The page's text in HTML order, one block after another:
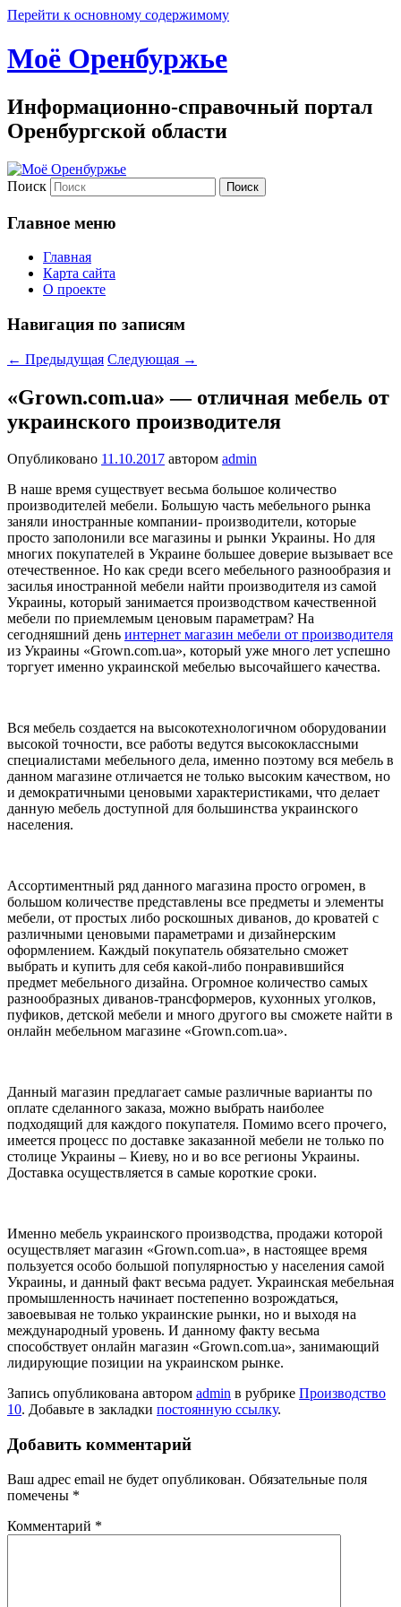
Перейти к основному содержимому
Моё Оренбуржье
Информационно-справочный портал
Оренбургской области
Поиск
Главное меню
Главная
Карта сайта
О проекте
Навигация по записям
← Предыдущая Следующая →
«Grown.com.ua» — отличная мебель от
украинского производителя
Опубликовано 11.10.2017 автором admin
В наше время существует весьма большое количество
производителей мебели. Большую часть мебельного рынка
заняли иностранные компании- производители, которые
просто заполонили все магазины и рынки Украины. Но для
многих покупателей в Украине большее доверие вызывает все
отечественное. Но как среди всего мебельного разнообразия и
засилья иностранной мебели найти производителя из самой
Украины, который занимается производством качественной
мебели по приемлемым ценовым параметрам? На
сегодняшний день интернет магазин мебели от производителя
из Украины «Grown.com.ua», который уже много лет успешно
торгует именно украинской мебелью высочайшего качества.
Вся мебель создается на высокотехнологичном оборудовании
высокой точности, все работы ведутся высококлассными
специалистами мебельного дела, именно поэтому вся мебель в
данном магазине отличается не только высоким качеством, но
и демократичными ценовыми характеристиками, что делает
данную мебель доступной для большинства украинского
населения.
Ассортиментный ряд данного магазина просто огромен, в
большом количестве представлены все предметы и элементы
мебели, от простых либо роскошных диванов, до кроватей с
различными ценовыми параметрами и дизайнерским
оформлением. Каждый покупатель обязательно сможет
выбрать и купить для себя какой-либо понравившийся
предмет мебельного дизайна. Огромное количество самых
разнообразных диванов-трансформеров, кухонных уголков,
пуфиков, детской мебели и много другого вы сможете найти в
онлайн мебельном магазине «Grown.com.ua».
Данный магазин предлагает самые различные варианты по
оплате сделанного заказа, можно выбрать наиболее
подходящий для каждого покупателя. Помимо всего прочего,
имеется процесс по доставке заказанной мебели не только по
столице Украины – Киеву, но и во все регионы Украины.
Доставка осуществляется в самые короткие сроки.
Именно мебель украинского производства, продажи которой
осуществляет магазин «Grown.com.ua», в настоящее время
пользуется особо большой популярностью у населения самой
Украины, и данный факт весьма радует. Украинская мебельная
промышленность начинает постепенно возрождаться,
завоевывая не только украинские рынки, но и выходя на
международный уровень. И данному факту весьма
способствует онлайн магазин «Grown.com.ua», занимающий
лидирующие позиции на украинском рынке.
Запись опубликована автором admin в рубрике Производство
10. Добавьте в закладки постоянную ссылку.
Добавить комментарий
Ваш адрес email не будет опубликован. Обязательные поля
помечены *
Комментарий *